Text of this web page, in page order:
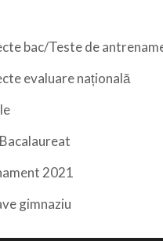
bac/Teste de
evaluare națională
2021
gimnaziu